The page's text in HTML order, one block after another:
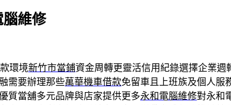
腦維修
環境新竹市當鋪資金周轉更靈活信用紀錄選擇企業週
需要辦理那些萬華機車借款免留車且上班族及個人服
質當舖多元品牌與店家提供更多永和電腦維修對永和